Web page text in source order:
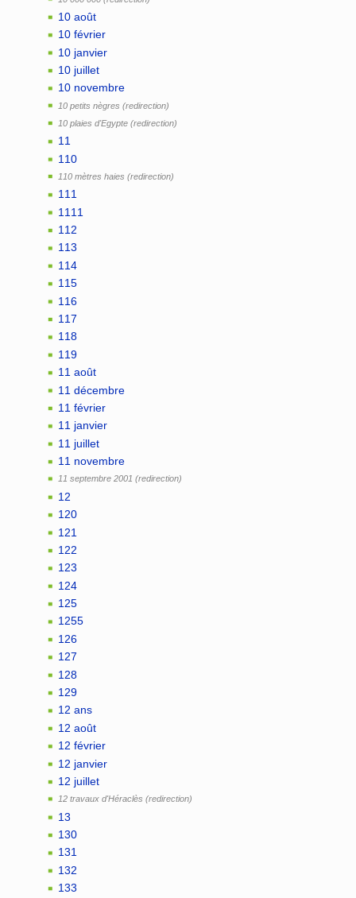
10 août
10 février
10 janvier
10 juillet
10 novembre
10 petits nègres
10 plaies d'Egypte
11
110
110 mètres haies
111
1111
112
113
114
115
116
117
118
119
11 août
11 décembre
11 février
11 janvier
11 juillet
11 novembre
11 septembre 2001
12
120
121
122
123
124
125
1255
126
127
128
129
12 ans
12 août
12 février
12 janvier
12 juillet
12 travaux d'Héraclès
13
130
131
132
133